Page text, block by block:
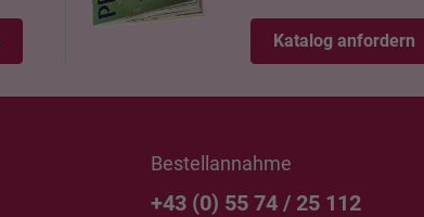
Katalog anfordern
Bestellannahme
+43 (0) 55 74 / 25 112